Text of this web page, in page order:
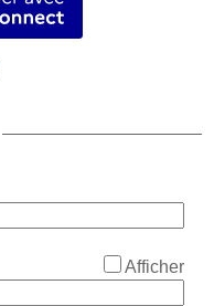
Afficher